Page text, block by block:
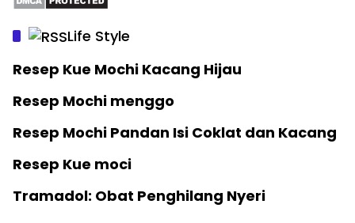
Life Style
Resep Kue Mochi Kacang Hijau
Resep Mochi menggo
Resep Mochi Pandan Isi Coklat dan Kacang
Resep Kue moci
Tramadol: Obat Penghilang Nyeri